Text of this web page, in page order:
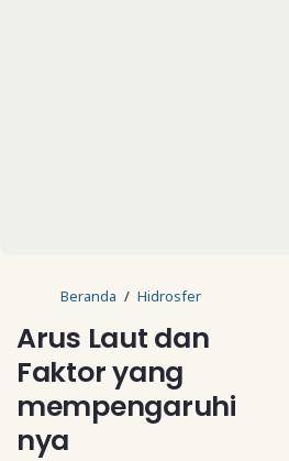
Beranda Hidrosfer
Arus Laut dan
Faktor yang
mempengaruhi
nya